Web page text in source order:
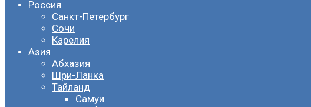
Россия
Санкт-Петербург
Сочи
Карелия
Азия
Абхазия
Шри-Ланка
Тайланд
Самуи